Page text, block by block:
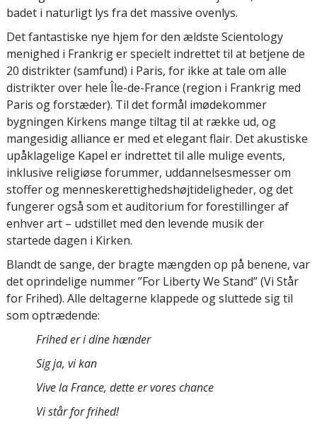
badet i naturligt lys fra det massive ovenlys.
Det fantastiske nye hjem for den ældste Scientology
menighed i Frankrig er specielt indrettet til at betjene de
20 distrikter (samfund) i Paris, for ikke at tale om alle
distrikter over hele Île-de-France (region i Frankrig med
Paris og forstæder). Til det formål imødekommer
bygningen Kirkens mange tiltag til at række ud, og
mangesidig alliance er med et elegant flair. Det akustiske
upåklagelige Kapel er indrettet til alle mulige events,
inklusive religiøse forummer, uddannelsesmesser om
stoffer og menneskerettighedshøjtideligheder, og det
fungerer også som et auditorium for forestillinger af
enhver art – udstillet med den levende musik der
startede dagen i Kirken.
Blandt de sange, der bragte mængden op på benene, var
det oprindelige nummer ”For Liberty We Stand” (Vi Står
for Frihed). Alle deltagerne klappede og sluttede sig til
som optrædende:
Frihed er i dine hænder
Sig ja, vi kan
Vive la France, dette er vores chance
Vi står for frihed!